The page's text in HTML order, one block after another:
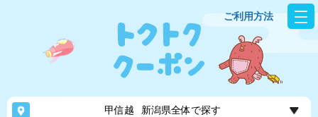
ご利用方法
甲信越 新潟県全体で探す